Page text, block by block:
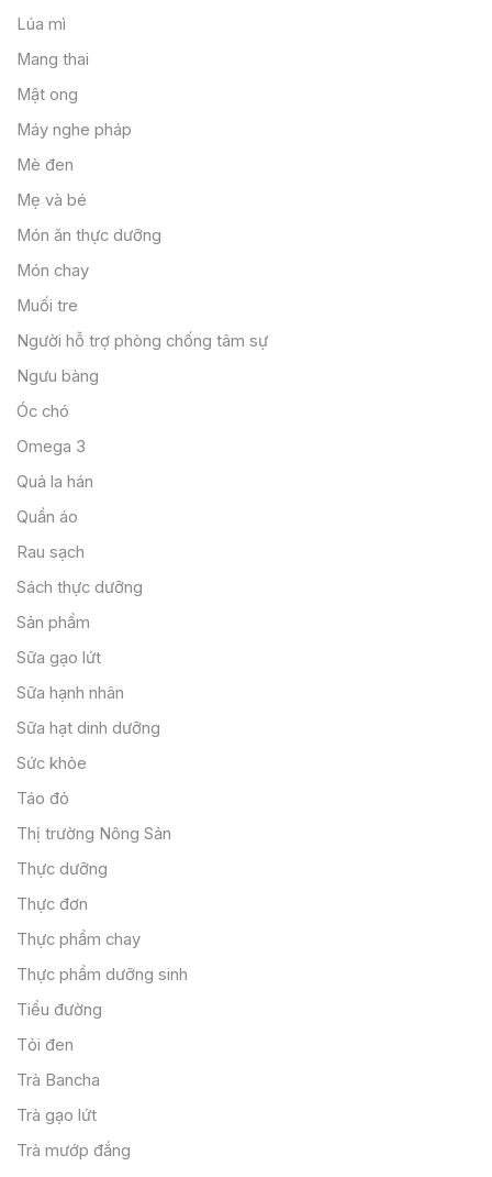
Lúa mì
Mang thai
Mật ong
Máy nghe pháp
Mè đen
Mẹ và bé
Món ăn thực dưỡng
Món chay
Muối tre
Người hỗ trợ phòng chống tâm sự
Ngưu bàng
Óc chó
Omega 3
Quả la hán
Quần áo
Rau sạch
Sách thực dưỡng
Sản phẩm
Sữa gạo lứt
Sữa hạnh nhân
Sữa hạt dinh dưỡng
Sức khỏe
Táo đỏ
Thị trường Nông Sản
Thực dưỡng
Thực đơn
Thực phẩm chay
Thực phẩm dưỡng sinh
Tiểu đường
Tỏi đen
Trà Bancha
Trà gạo lứt
Trà mướp đắng